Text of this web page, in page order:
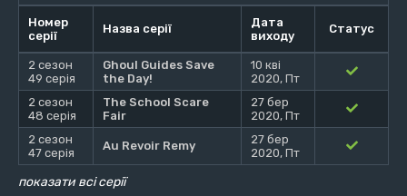
Номер
серії
Назва серії
Дата
виходу
Статус
2 сезон
49 серія
Ghoul Guides Save
the Day!
10 кві
2020, Пт
2 сезон
48 серія
The School Scare
Fair
27 бер
2020, Пт
2 сезон
47 серія
Au Revoir Remy
27 бер
2020, Пт
показати всі серії